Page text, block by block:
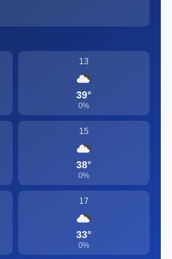
13
39°
0%
15
38°
0%
17
33°
0%